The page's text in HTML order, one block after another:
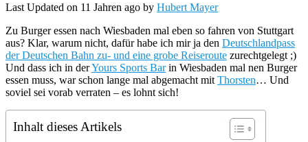
Last Updated on 11 Jahren ago by Hubert Mayer
Zu Burger essen nach Wiesbaden mal eben so fahren von Stuttgart
aus? Klar, warum nicht, dafür habe ich mir ja den Deutschlandpass
der Deutschen Bahn zu- und eine grobe Reiseroute zurechtgelegt ;)
Und dass ich in derYours Sports Barin Wiesbaden mal nen Burger
essen muss, war schon lange mal abgemacht mit Thorsten… Und
soviel sei vorab verraten – es lohnt sich!
Inhalt dieses Artikels